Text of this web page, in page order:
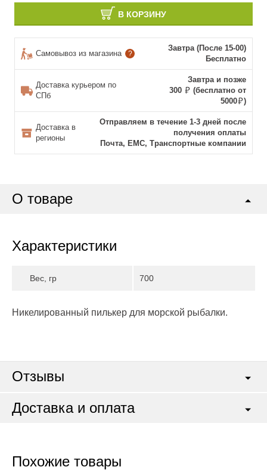
В КОРЗИНУ
Самовывоз из магазина ?
Завтра (После 15-00)
Бесплатно
Доставка курьером по
СПб
Завтра и позже
300
(бесплатно от
5000
)
Доставка в
регионы
Отправляем в течение 1-3 дней после
получения оплаты
Почта, ЕМС, Транспортные компании
О товаре
Характеристики
Вес, гр 700
Никелированный пилькер для морской рыбалки.
Отзывы
Доставка и оплата
Похожие товары